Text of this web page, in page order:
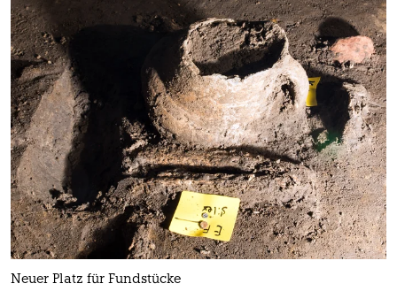
Neuer Platz für Fundstücke